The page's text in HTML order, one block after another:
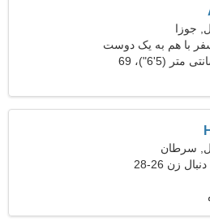
با هم به یک دوست
دارم
166 سانتی متر (5'6")، 69
زن 26-28